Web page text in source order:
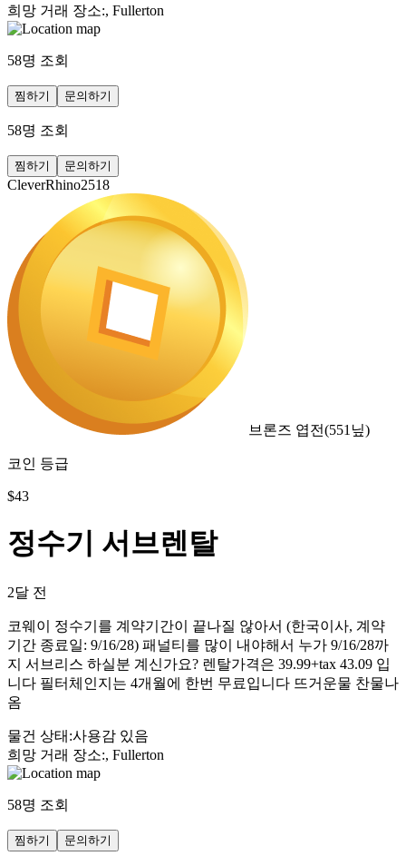
희망 거래 장소:, Fullerton
58명 조회
찜하기 문의하기
58명 조회
찜하기 문의하기
CleverRhino2518
브론즈 엽전(551 닢)
코인 등급
$43
정수기 서브렌탈
2달 전
코웨이 정수기를 계약기간이 끝나질 않아서 (한국이사, 계약
기간 종료일: 9/16/28) 패널티를 많이 내야해서 누가 9/16/28까
지 서브리스 하실분 계신가요? 렌탈가격은 39.99+tax 43.09 입
니다 필터체인지는 4개월에 한번 무료입니다 뜨거운물 찬물나
옴
물건 상태 :사용감 있음
희망 거래 장소:, Fullerton
58명 조회
찜하기 문의하기